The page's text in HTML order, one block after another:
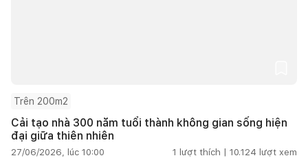
Trên 200m2
Cải tạo nhà 300 năm tuổi thành không gian sống hiện
đại giữa thiên nhiên
27/06/2026, lúc 10:00 1 lượt thích | 10.124 lượt xem